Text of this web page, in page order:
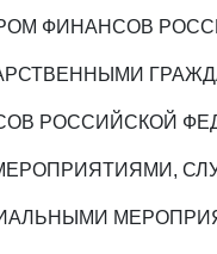
ФИНАНСОВ
РОССИЙСКОЙ